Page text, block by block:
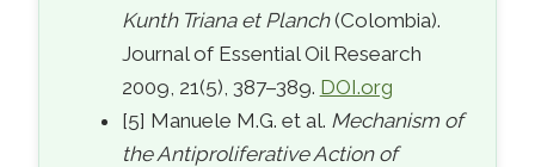
Kunth Triana et Planch(Colombia).
Journal of Essential Oil Research
2009, 21(5), 387–389. DOI.org
[5] Manuele M.G. et al. Mechanism of
the Antiproliferative Action of